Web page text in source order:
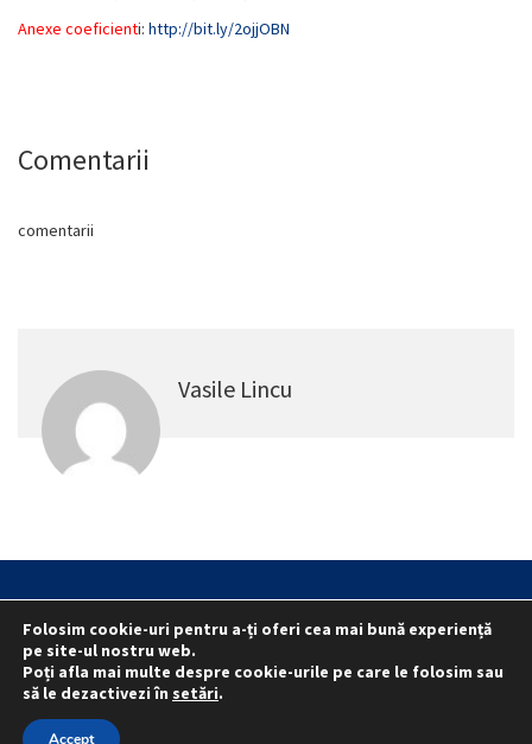
Anexe coeficienti: http://bit.ly/2ojjOBN
Comentarii
comentarii
Vasile Lincu
Statut
Reprezentativitate M.A.I.
Reprezentativitate I.G.P.R. și I.P.J.-uri
Politica folosirii cookie-urilor
Politica de confidențialitate
Folosim cookie-uri pentru a-ți oferi cea mai bună experiență
pe site-ul nostru web.
Poți afla mai multe despre cookie-urile pe care le folosim sau
să le dezactivezi în setări.
Accept